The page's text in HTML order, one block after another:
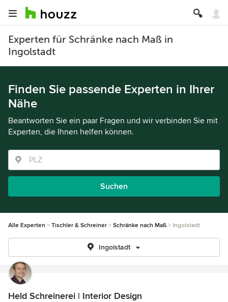
Experten für Schränke nach Maß in
Ingolstadt
Finden Sie passende Experten in Ihrer
Nähe
Beantworten Sie ein paar Fragen und wir verbinden Sie mit
Experten, die Ihnen helfen können.
Suchen
Alle Experten Tischler & Schreiner Schränke nach Maß Ingolstadt
Ingolstadt
Held Schreinerei | Interior Design